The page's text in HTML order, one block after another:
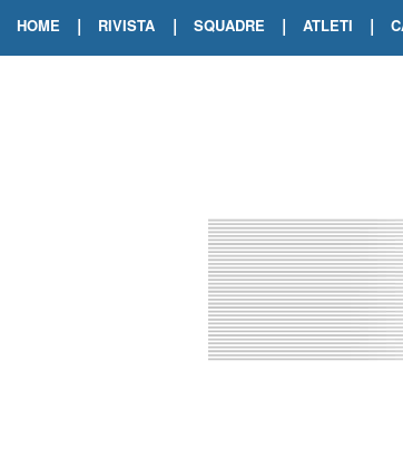
HOME | RIVISTA | SQUADRE | ATLETI |